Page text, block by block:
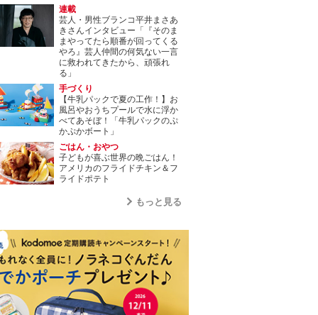
連載
芸人・男性ブランコ平井まさあ
きさんインタビュー「『そのま
まやってたら順番が回ってくる
やろ』芸人仲間の何気ない一言
に救われてきたから、頑張れ
る」
手づくり
【牛乳パックで夏の工作！】お
風呂やおうちプールで水に浮か
べてあそぼ！「牛乳パックのぷ
かぷかボート」
ごはん・おやつ
子どもが喜ぶ世界の晩ごはん！
アメリカのフライドチキン＆フ
ライドポテト
もっと見る